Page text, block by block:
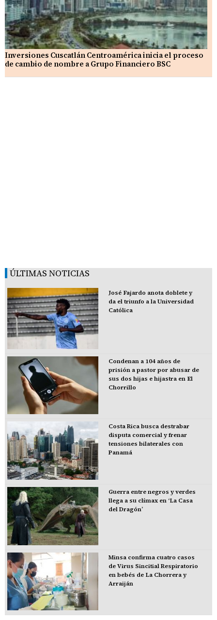
Inversiones Cuscatlán Centroamérica inicia el proceso
de cambio de nombre a Grupo Financiero BSC
ÚLTIMAS NOTICIAS
José Fajardo anota doblete y
da el triunfo a la Universidad
Católica
Condenan a 104 años de
prisión a pastor por abusar de
sus dos hijas e hijastra en El
Chorrillo
Costa Rica busca destrabar
disputa comercial y frenar
tensiones bilaterales con
Panamá
Guerra entre negros y verdes
llega a su clímax en ‘La Casa
del Dragón’
Minsa confirma cuatro casos
de Virus Sincitial Respiratorio
en bebés de La Chorrera y
Arraiján